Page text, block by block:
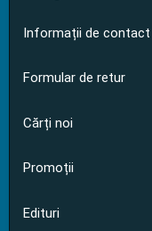
Informații de contact
Formular de retur
Cărți noi
Promoții
Edituri